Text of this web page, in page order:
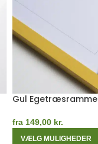
Gul Egetræsramme
fra 149,00 kr.
VÆLG MULIGHEDER